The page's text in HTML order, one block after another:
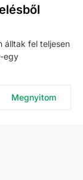
álltak fel teljesen
egy
Megnyitom